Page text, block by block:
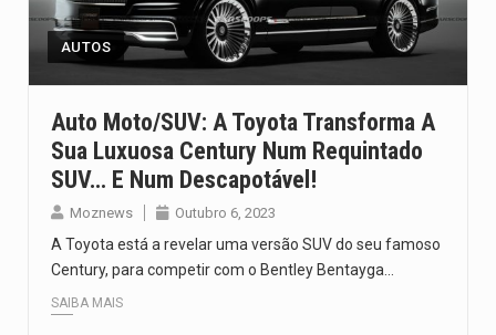
AUTOS
Auto Moto/SUV: A Toyota Transforma A
Sua Luxuosa Century Num Requintado
SUV… E Num Descapotável!
Moznews Outubro 6, 2023
A Toyota está a revelar uma versão SUV do seu famoso
Century, para competir com o Bentley Bentayga…
SAIBA MAIS